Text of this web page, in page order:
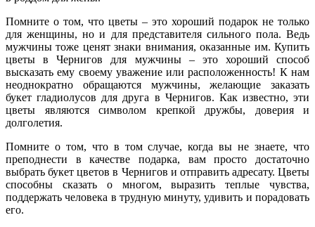
Помните о том, что цветы – это хороший подарок не только
для женщины, но и для представителя сильного пола. Ведь
мужчины тоже ценят знаки внимания, оказанные им. Купить
цветы в Чернигов для мужчины – это хороший способ
высказать ему своему уважение или расположенность! К нам
неоднократно обращаются мужчины, желающие заказать
букет гладиолусов для друга в Чернигов. Как известно, эти
цветы являются символом крепкой дружбы, доверия и
долголетия.
Помните о том, что в том случае, когда вы не знаете, что
преподнести в качестве подарка, вам просто достаточно
выбрать букет цветов в Чернигов и отправить адресату. Цветы
способны сказать о многом, выразить теплые чувства,
поддержать человека в трудную минуту, удивить и порадовать
его.